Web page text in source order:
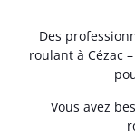
Des
roulant à Cézac
Vous avez